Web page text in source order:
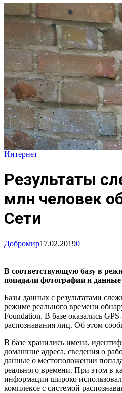
Интернет
Результаты
млн человек
Сети
Добромир17.02.20190
В соответствующую базу в
попадали фотографии и
Базы данных с результатами
режиме реального времени
Foundation. В базе оказались
распознавания лиц. Об этом
В базе хранились имена,
домашние адреса, сведения о
данные о местоположении
реального времени. При этом в
информации широко
комплексе с системой